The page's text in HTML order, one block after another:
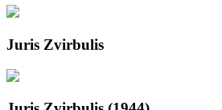
Juris Zvirbulis